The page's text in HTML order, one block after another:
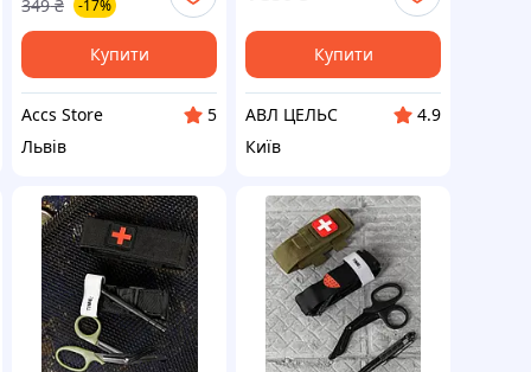
349 ₴ -17%
Купити
Accs Store
5
Львів
Купити
АВЛ ЦЕЛЬС
4.9
Київ